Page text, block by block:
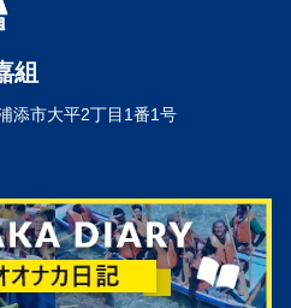
組
添市大平2丁目1番1号